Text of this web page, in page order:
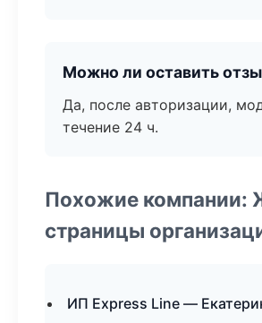
Можно ли оставить
Да, после авторизации,
течение 24 ч.
Похожие компании:
страницы
ИП Express Line —